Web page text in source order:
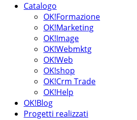
Catalogo
OK!Formazione
OK!Marketing
OK!Image
OK!Webmktg
OK!Web
OK!shop
OK!Crm Trade
OK!Help
OK!Blog
Progetti realizzati